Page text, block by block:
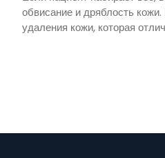
обвисание и дряблость
удаления кожи, которая